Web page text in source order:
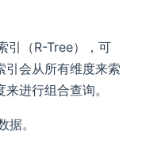
引（R-Tree），可
引会从所有维度来索
进行组合查询。
。